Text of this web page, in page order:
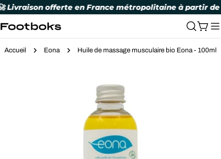
Aller
contenu
offerte en France métropolitaine à partir de
Accueil Eona Huile de massage musculaire bio Eona - 100ml